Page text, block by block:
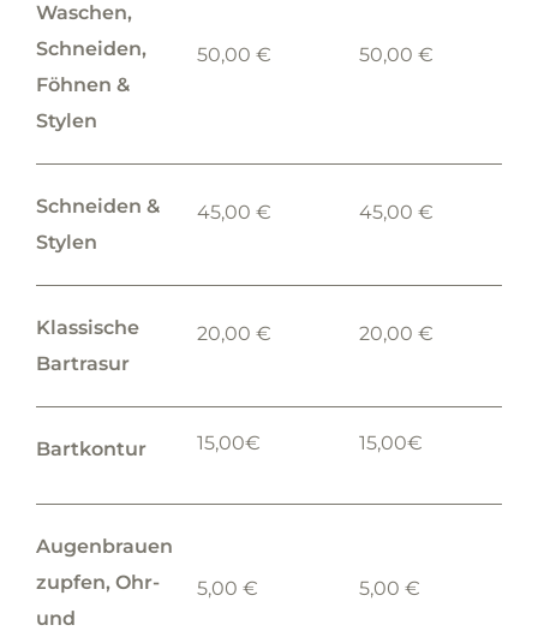
Waschen,
Schneiden,
Föhnen &
Stylen
50,00 € 50,00 €
Schneiden &
Stylen
45,00 € 45,00 €
Klassische
Bartrasur
20,00 € 20,00 €
Bartkontur 15,00€ 15,00€
Augenbrauen
zupfen, Ohr-
und
5,00 € 5,00 €